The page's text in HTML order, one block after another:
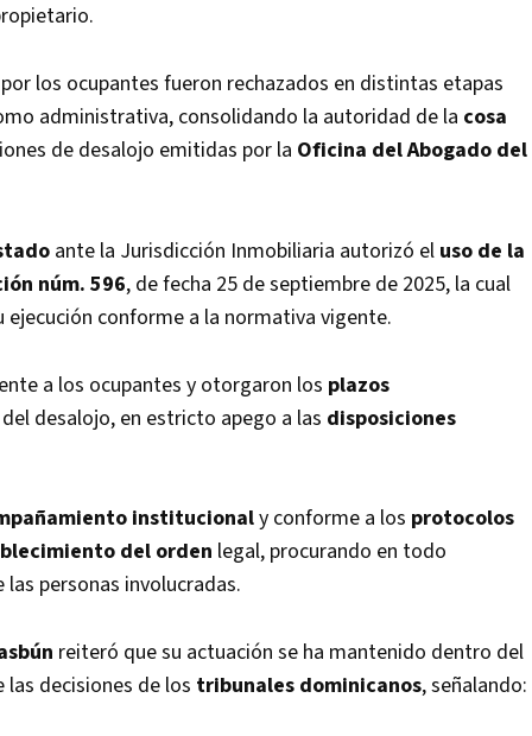
los ocupantes fueron rechazados en distintas etapas
administrativa, consolidando la autoridad de la cosa
de desalojo emitidas por la Oficina del Abogado del
ante la Jurisdicción Inmobiliaria autorizó el uso de la
núm. 596, de fecha 25 de septiembre de 2025, la cual
conforme a la normativa vigente.
a los ocupantes y otorgaron los plazos
desalojo, en estricto apego a las disposiciones
institucionaly conforme a los protocolos
del orden legal, procurando en todo
personas involucradas.
reiteró que su actuación se ha mantenido dentro del
decisiones de los tribunales dominicanos, señalando: